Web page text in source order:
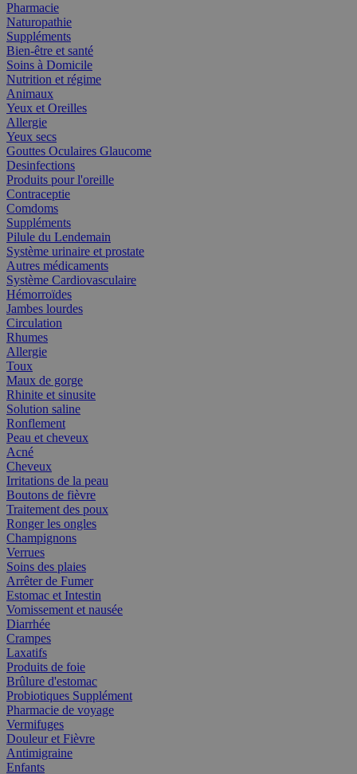
Pharmacie
Naturopathie
Suppléments
Bien-être et santé
Soins à Domicile
Nutrition et régime
Animaux
Yeux et Oreilles
Allergie
Yeux secs
Gouttes Oculaires Glaucome
Desinfections
Produits pour l'oreille
Contraceptie
Comdoms
Suppléments
Pilule du Lendemain
Système urinaire et prostate
Autres médicaments
Système Cardiovasculaire
Hémorroïdes
Jambes lourdes
Circulation
Rhumes
Allergie
Toux
Maux de gorge
Rhinite et sinusite
Solution saline
Ronflement
Peau et cheveux
Acné
Cheveux
Irritations de la peau
Boutons de fièvre
Traitement des poux
Ronger les ongles
Champignons
Verrues
Soins des plaies
Arrêter de Fumer
Estomac et Intestin
Vomissement et nausée
Diarrhée
Crampes
Laxatifs
Produits de foie
Brûlure d'estomac
Probiotiques Supplément
Pharmacie de voyage
Vermifuges
Douleur et Fièvre
Antimigraine
Enfants